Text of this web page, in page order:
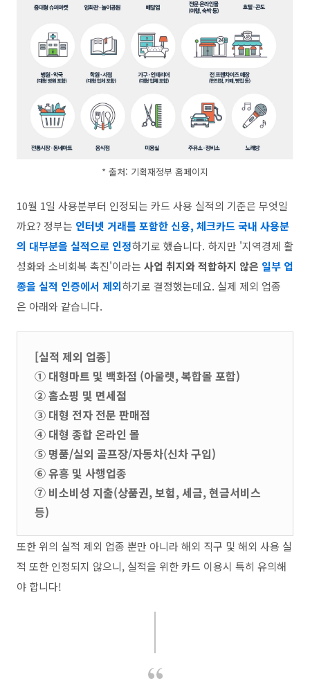
* 출처: 기획재정부 홈페이지
10월 1일 사용분부터 인정되는 카드 사용 실적의 기준은 무엇일
까요? 정부는 인터넷 거래를 포함한 신용, 체크카드 국내 사용분
의 대부분을 실적으로 인정하기로 했습니다. 하지만 '지역경제 활
성화와 소비회복 촉진'이라는 사업 취지와 적합하지 않은 일부 업
종을 실적 인증에서 제외하기로 결정했는데요. 실제 제외 업종
은 아래와 같습니다.
[실적 제외 업종]
① 대형마트 및 백화점 (아울렛, 복합몰 포함)
② 홈쇼핑 및 면세점
③ 대형 전자 전문 판매점
④ 대형 종합 온라인 몰
⑤ 명품/실외 골프장/자동차(신차 구입)
⑥ 유흥 및 사행업종
⑦ 비소비성 지출(상품권, 보험, 세금, 현금서비스
등)
또한 위의 실적 제외 업종 뿐만 아니라 해외 직구 및 해외 사용 실
적 또한 인정되지 않으니, 실적을 위한 카드 이용시 특히 유의해
야 합니다!